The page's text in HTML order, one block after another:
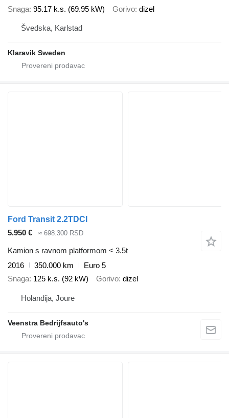
Snaga 95.17 k.s. (69.95 kW) Gorivo dizel
Švedska, Karlstad
Klaravik Sweden
Ford Transit 2.2TDCI
5.950 €
≈ 698.300 RSD
Kamion s ravnom platformom < 3.5t
2016
350.000 km
Euro 5
Snaga 125 k.s. (92 kW) Gorivo dizel
Holandija, Joure
Veenstra Bedrijfsauto's